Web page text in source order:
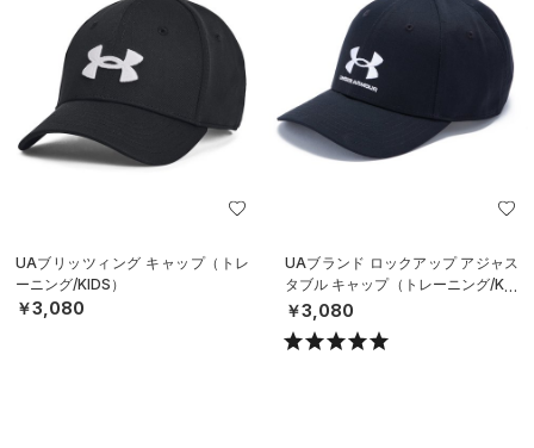
UAブリッツィング キャップ（トレ
ーニング/KIDS）
￥3,080
UAブランド ロックアップ アジャス
タブル キャップ（トレーニング/KID
S）
￥3,080